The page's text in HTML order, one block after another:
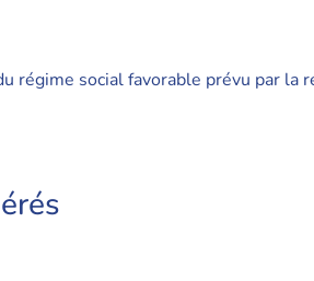
régime social favorable prévu par la